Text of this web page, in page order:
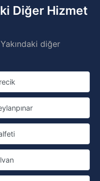
Diğer Hizmet
diğer